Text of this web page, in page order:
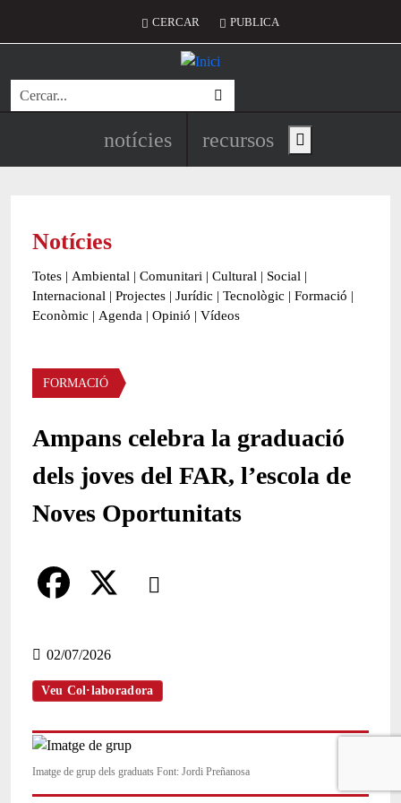
Menú del compte d'usuari
CERCAR PUBLICA
Cerca
Navegació principal de
notícies recursos Show main menu
Notícies
Totes | Ambiental | Comunitari | Cultural | Social |
Internacional | Projectes | Jurídic | Tecnològic | Formació |
Econòmic | Agenda | Opinió | Vídeos
Àmbit de la notícia
FORMACIÓ
Ampans celebra la graduació
dels joves del FAR, l’escola de
Noves Oportunitats
Comparteix
a
c
b
02/07/2026
Veu Col·laboradora
Imatge de grup dels graduats Font: Jordi Preñanosa